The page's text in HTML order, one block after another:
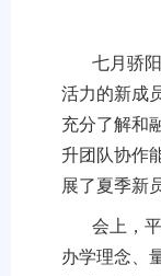
七月骄
活力的新成
充分了解和
升团队协作
展了夏季新
会上，
办学理念、